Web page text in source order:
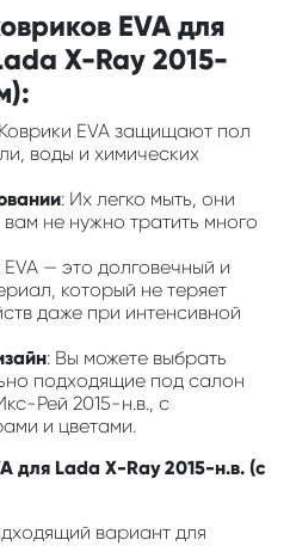
EVA для
X-Ray 2015-
EVA защищают пол
воды и химических
: Их легко мыть, они
не нужно тратить много
EVA — это долговечный и
который не теряет
даже при интенсивной
: Вы можете выбрать
подходящие под салон
Рей 2015-н.в., с
и цветами.
для Lada X-Ray 2015-н.в. (с
вариант для